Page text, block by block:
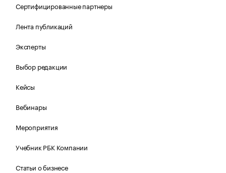
Сертифицированные партнеры
Лента публикаций
Эксперты
Выбор редакции
Кейсы
Вебинары
Мероприятия
Учебник РБК Компании
Статьи о бизнесе